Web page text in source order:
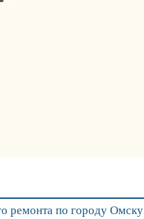
ремонта по городу Омску